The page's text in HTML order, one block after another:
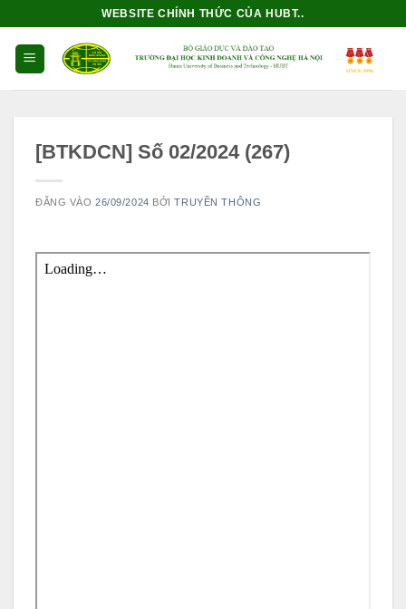
dung
WEBSITE CHÍNH THỨC CỦA HUBT..
[BTKDCN] Số 02/2024 (267)
ĐĂNG VÀO26/09/2024 BỞITRUYỀN THÔNG